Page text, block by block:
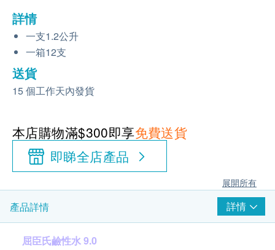
詳情
一支1.2公升
一箱12支
送貨
15 個工作天內發貨
本店購物滿$300即享免費送貨
即睇全店產品
展開所有
產品詳情 詳情
屈臣氏鹼性水 9.0